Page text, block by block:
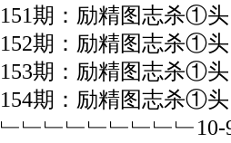
151期：励精图志杀①
152期：励精图志杀①
153期：励精图志杀①
154期：励精图志杀①